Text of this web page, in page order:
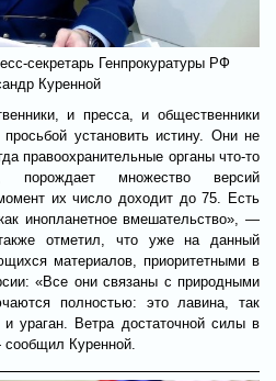
секретарь Генпрокуратуры РФ
Куренной
и пресса, и общественники
установить истину. Они не
правоохранительные органы что-то
множество версий
их число доходит до 75. Есть
инопланетное вмешательство», —
отметил, что уже на данный
материалов, приоритетными в
«Все они связаны с природными
полностью: это лавина, так
и ураган. Ветра достаточной силы в
Куренной.